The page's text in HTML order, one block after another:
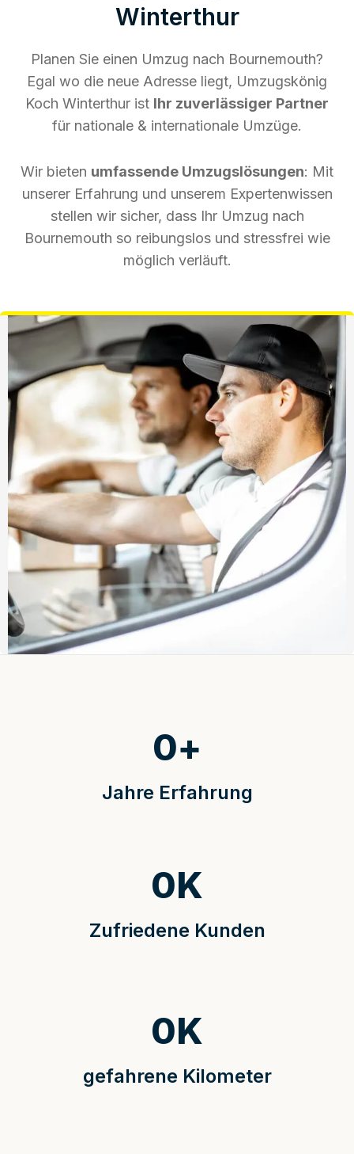
Winterthur
Planen Sie einen Umzug nach Bournemouth?
Egal wo die neue Adresse liegt, Umzugskönig
Koch Winterthur ist Ihr zuverlässiger Partner
für nationale & internationale Umzüge.
Wir bieten umfassende Umzugslösungen: Mit
unserer Erfahrung und unserem Expertenwissen
stellen wir sicher, dass Ihr Umzug nach
Bournemouth so reibungslos und stressfrei wie
möglich verläuft.
Jahre Erfahrung
0+
Zufriedene Kunden
0K
gefahrene Kilometer
0K